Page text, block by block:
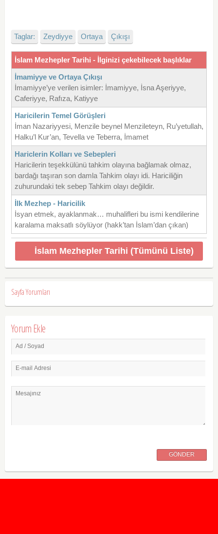
Taglar: Zeydiyye Ortaya Çıkışı
İslam Mezhepler Tarihi - İlginizi çekebilecek başlıklar
İmamiyye ve Ortaya Çıkışı
İmamiyye’ye verilen isimler: İmamiyye, İsna Aşeriyye,
Caferiyye, Rafıza, Katiyye
Haricilerin Temel Görüşleri
İman Nazariyyesi, Menzile beynel Menzileteyn, Ru’yetullah,
Halku’l Kur’an, Tevella ve Teberra, İmamet
Hariclerin Kolları ve Sebepleri
Haricilerin teşekkülünü tahkim olayına bağlamak olmaz,
bardağı taşıran son damla Tahkim olayı idi. Hariciliğin
zuhurundaki tek sebep Tahkim olayı değildir.
İlk Mezhep - Haricilik
İsyan etmek, ayaklanmak… muhalifleri bu ismi kendilerine
karalama maksatlı söylüyor (hakk’tan İslam’dan çıkan)
İslam Mezhepler Tarihi (Tümünü Liste)
Sayfa Yorumları
Yorum Ekle
Ad / Soyad
E-mail Adresi
Mesajınız
GÖNDER